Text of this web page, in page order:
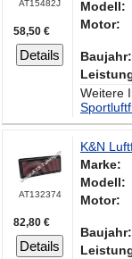
AT15482J
58,50 €
Details
Modell:
Motor:
Baujahr:
Weitere
AT132374
82,80 €
Details
K&N
Marke:
Modell:
Motor:
Baujahr: